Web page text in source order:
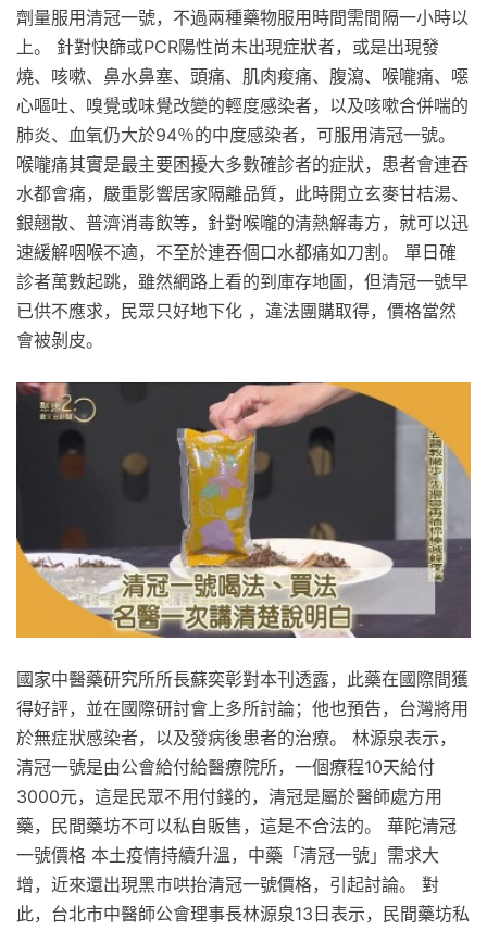
劑量服用清冠一號，不過兩種藥物服用時間需間隔一小時以
上。 針對快篩或PCR陽性尚未出現症狀者，或是出現發
燒、咳嗽、鼻水鼻塞、頭痛、肌肉痠痛、腹瀉、喉嚨痛、噁
心嘔吐、嗅覺或味覺改變的輕度感染者，以及咳嗽合併喘的
肺炎、血氧仍大於94％的中度感染者，可服用清冠一號。
喉嚨痛其實是最主要困擾大多數確診者的症狀，患者會連吞
水都會痛，嚴重影響居家隔離品質，此時開立玄麥甘桔湯、
銀翹散、普濟消毒飲等，針對喉嚨的清熱解毒方，就可以迅
速緩解咽喉不適，不至於連吞個口水都痛如刀割。 單日確
診者萬數起跳，雖然網路上看的到庫存地圖，但清冠一號早
已供不應求，民眾只好地下化 ，違法團購取得，價格當然
會被剝皮。
國家中醫藥研究所所長蘇奕彰對本刊透露，此藥在國際間獲
得好評，並在國際研討會上多所討論；他也預告，台灣將用
於無症狀感染者，以及發病後患者的治療。 林源泉表示，
清冠一號是由公會給付給醫療院所，一個療程10天給付
3000元，這是民眾不用付錢的，清冠是屬於醫師處方用
藥，民間藥坊不可以私自販售，這是不合法的。 華陀清冠
一號價格 本土疫情持續升溫，中藥「清冠一號」需求大
增，近來還出現黑市哄抬清冠一號價格，引起討論。 對
此，台北市中醫師公會理事長林源泉13日表示，民間藥坊私